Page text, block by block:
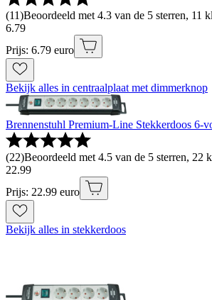
(11)Beoordeeld met 4.3 van de 5 sterren, 11
6.79
Prijs: 6.79 euro
Bekijk alles in centraalplaat met dimmerknop
Brennenstuhl Premium-Line Stekkerdoos 6-
(22)Beoordeeld met 4.5 van de 5 sterren, 22
22.99
Prijs: 22.99 euro
Bekijk alles in stekkerdoos